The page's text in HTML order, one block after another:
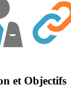
et Objectifs